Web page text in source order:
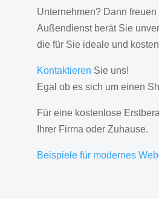
Unternehmen? Dann
Außendienst berät Sie
die für Sie ideale und
Kontaktieren Sie uns!
Egal ob es sich um einen
Für eine kostenlose
Ihrer Firma oder Zuhause.
Beispiele für modernes